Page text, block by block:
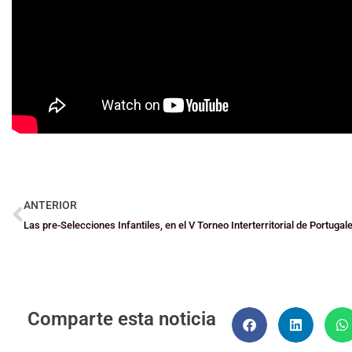
ANTERIOR
Las pre-Selecciones Infantiles, en el V Torneo Interterritorial de
Comparte esta noticia